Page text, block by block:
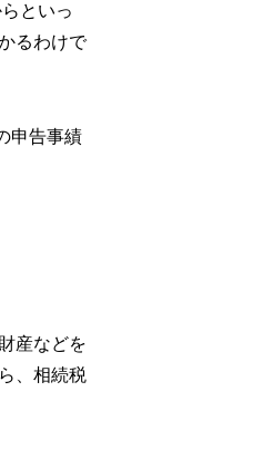
といっ
るわけで
申告事績
産などを
、相続税